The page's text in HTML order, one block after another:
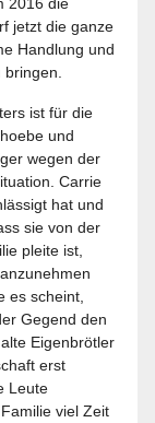
jetzt die ganze
Handlung und
ist für die
und
wegen der
Carrie
hat und
sie von der
pleite ist,
es scheint,
Gegend den
Eigenbrötler
erst
Leute
viel Zeit